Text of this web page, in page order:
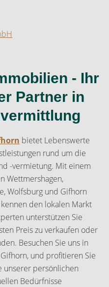
- Ihr
Partner in
bietet Lebenswerte
rund um die
-vermietung. Mit einem
Wettmershagen,
Wolfsburg und Gifhorn
den lokalen Markt
unterstützen Sie
Preis zu verkaufen oder
Besuchen Sie uns in
und profitieren Sie
unserer persönlichen
Bedürfnisse